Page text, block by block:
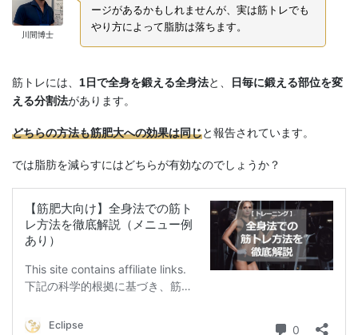
川間博士
ージがあるかもしれませんが、実は筋トレでも
やり方によって脂肪は落ちます。
筋トレには、 1日で全身を鍛える全身法と、
日毎に鍛える部位を変
える分割法があります。
どちらの方法も筋肥大への効果は同じと報告されています。
では脂肪を減らすにはどちらが有効なのでしょうか？